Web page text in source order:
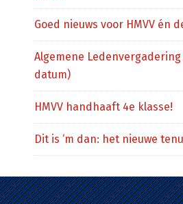
Goed nieuws voor HMVV én
Algemene Ledenvergadering
datum)
HMVV handhaaft 4e klasse!
Dit is ‘m dan: het nieuwe